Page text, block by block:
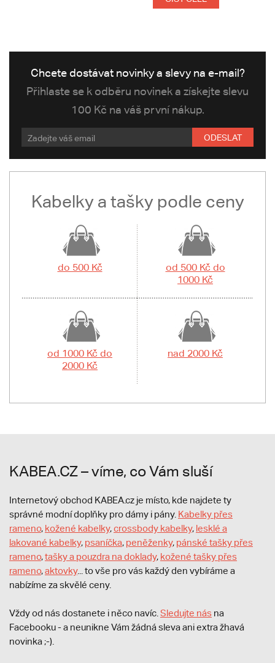
Chcete dostávat novinky a slevy na e-mail?
Přihlaste se k odběru novinek a získejte slevu
100 Kč na váš první nákup.
ODESLAT
Kabelky a tašky podle ceny
do 500 Kč
od 500 Kč do
1000 Kč
od 1000 Kč do
2000 Kč
nad 2000 Kč
KABEA.CZ – víme, co Vám sluší
Internetový obchod KABEA.cz je místo, kde najdete ty
správné modní doplňky pro dámy i pány. Kabelky přes
rameno, kožené kabelky,crossbody kabelky, lesklé a
lakované kabelky, psaníčka, peněženky, pánské tašky přes
rameno,tašky a pouzdra na doklady, kožené tašky přes
rameno,aktovky... to vše pro vás každý den vybíráme a
nabízíme za skvělé ceny.
Vždy od nás dostanete i něco navíc. Sledujte nás na
Facebooku - a neunikne Vám žádná sleva ani extra žhavá
novinka ;-).